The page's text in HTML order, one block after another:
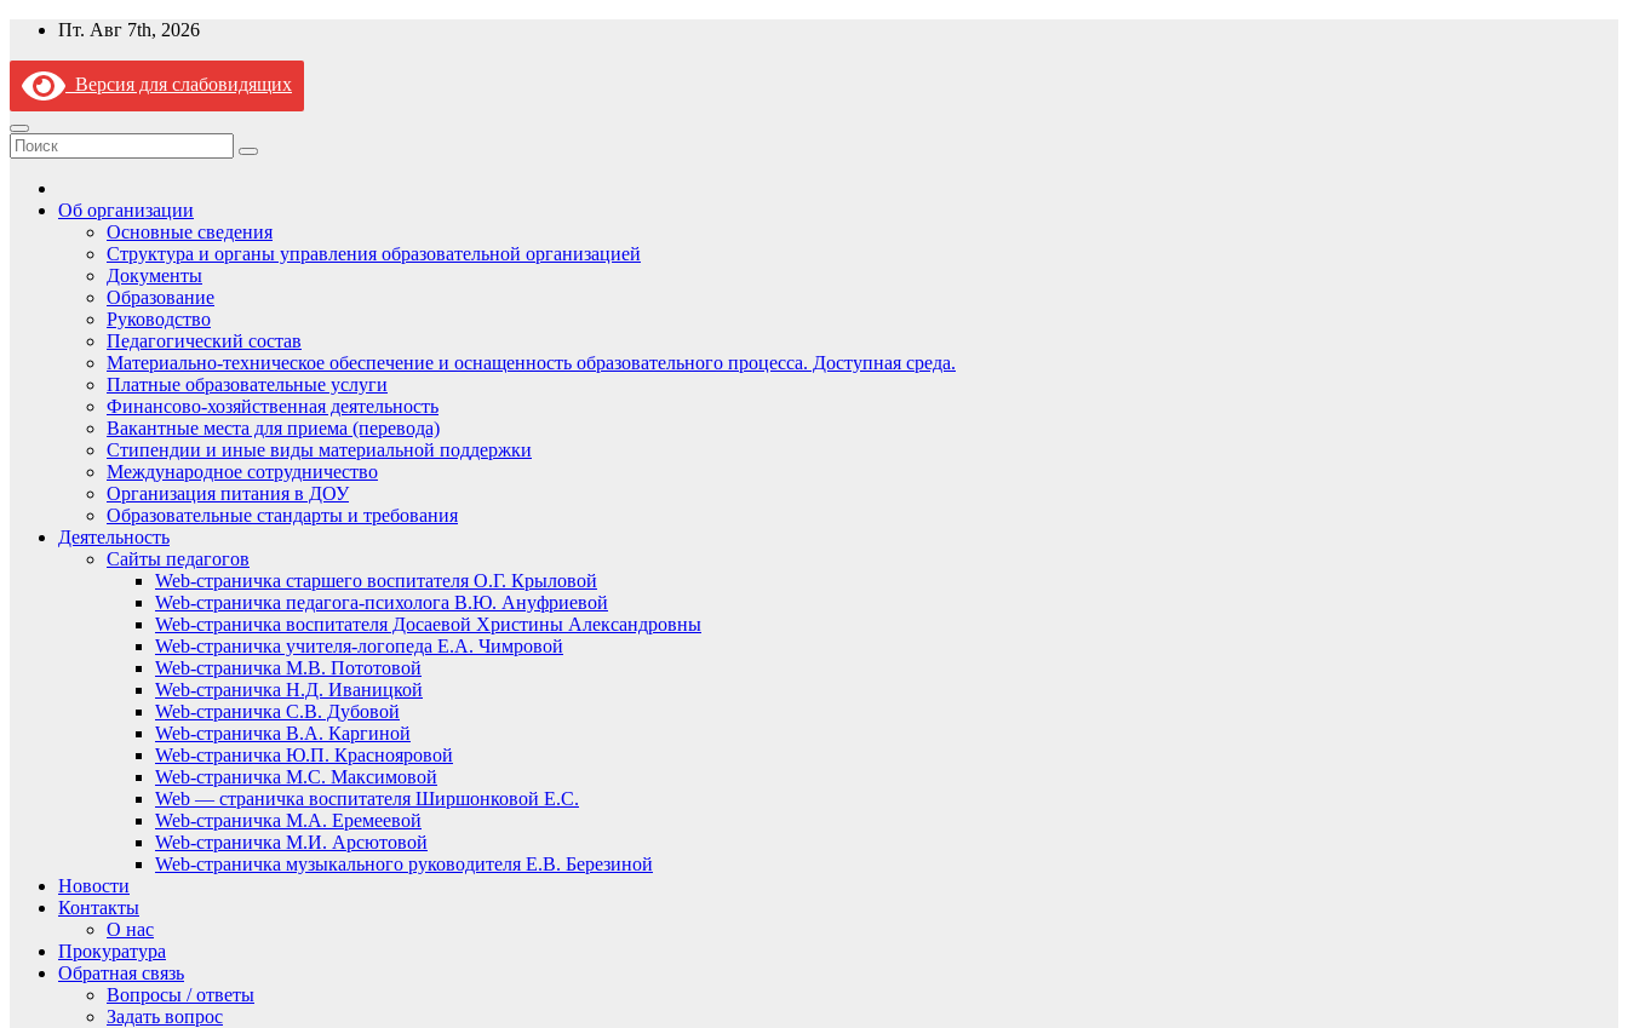
Перейти
содержимому
Пт. Авг 7th, 2026
Версия для слабовидящих
Об организации
Основные сведения
Структура и органы управления образовательной организацией
Документы
Образование
Руководство
Педагогический состав
Материально-техническое обеспечение и оснащенность образовательного процесса. Доступная среда.
Платные образовательные услуги
Финансово-хозяйственная деятельность
Вакантные места для приема (перевода)
Стипендии и иные виды материальной поддержки
Международное сотрудничество
Организация питания в ДОУ
Образовательные стандарты и требования
Деятельность
Сайты педагогов
Web-страничка старшего воспитателя О.Г. Крыловой
Web-страничка педагога-психолога В.Ю. Ануфриевой
Web-страничка воспитателя Досаевой Христины Александровны
Web-страничка учителя-логопеда Е.А. Чимровой
Web-страничка М.В. Пототовой
Web-страничка Н.Д. Иваницкой
Web-страничка С.В. Дубовой
Web-страничка В.А. Каргиной
Web-страничка Ю.П. Краснояровой
Web-страничка М.С. Максимовой
Web — страничка воспитателя Ширшонковой Е.С.
Web-страничка М.А. Еремеевой
Web-страничка М.И. Арсютовой
Web-страничка музыкального руководителя Е.В. Березиной
Новости
Контакты
О нас
Прокуратура
Обратная связь
Вопросы / ответы
Задать вопрос